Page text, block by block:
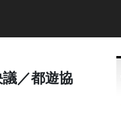
／都遊協